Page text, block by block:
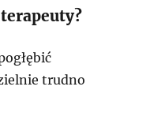
trudno